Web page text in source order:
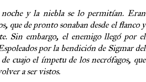
noche y la niebla se lo permitían. Eran
que de pronto sonaban desde el flanco y
Sin embargo, el enemigo llegó por el
por la bendición de Sigmar del
cuajo el ímpetu de los necrófagos, que
a ser vistos.